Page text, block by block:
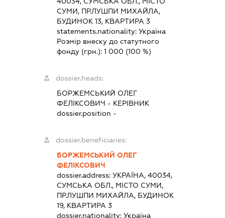
СУМИ, ПР.ЛУШПИ МИХАЙЛА,
БУДИНОК 13, КВАРТИРА 3
statements.nationality:Україна
Розмір внеску до статутного
фонду (грн.):1 000 (100 %)
dossier.heads:
БОРЖЕМСЬКИЙ ОЛЕГ
ФЕЛІКСОВИЧ - КЕРІВНИК
dossier.position -
dossier.beneficiaries:
БОРЖЕМСЬКИЙ ОЛЕГ
ФЕЛІКСОВИЧ
dossier.address:УКРАЇНА, 40034,
СУМСЬКА ОБЛ., МІСТО СУМИ,
ПР.ЛУШПИ МИХАЙЛА, БУДИНОК
19, КВАРТИРА 3
dossier.nationality:Україна